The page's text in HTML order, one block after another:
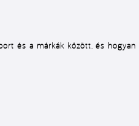
és a márkák között, és hogyan